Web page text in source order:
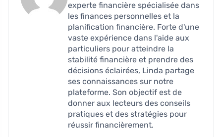
experte financière spécialisée dans
les finances personnelles et la
planification financière. Forte d'une
vaste expérience dans l'aide aux
particuliers pour atteindre la
stabilité financière et prendre des
décisions éclairées, Linda partage
ses connaissances sur notre
plateforme. Son objectif est de
donner aux lecteurs des conseils
pratiques et des stratégies pour
réussir financièrement.